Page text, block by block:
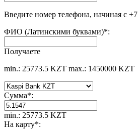
Введите номер телефона, начиная с +7
ФИО (Латинскими буквами)*:
Получаете
min.: 25773.5 KZT max.: 1450000 KZT
Сумма*:
min.: 25773.5 KZT
На карту*: